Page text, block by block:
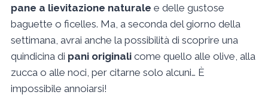
pane a lievitazione naturale e delle gustose
baguette o ficelles. Ma, a seconda del giorno della
settimana, avrai anche la possibilità di scoprire una
quindicina di pani originalicome quello alle olive, alla
zucca o alle noci, per citarne solo alcuni… È
impossibile annoiarsi!